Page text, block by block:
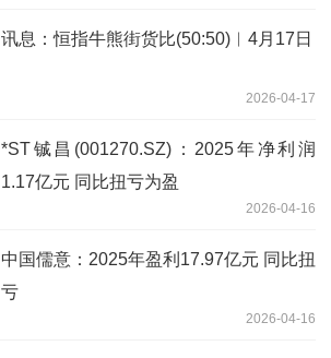
讯息：恒指牛熊街货比(50:50)︱4月17日
2026-04-17
*ST铖昌(001270.SZ)：2025年净利润
1.17亿元 同比扭亏为盈
2026-04-16
中国儒意：2025年盈利17.97亿元 同比扭
亏
2026-04-16